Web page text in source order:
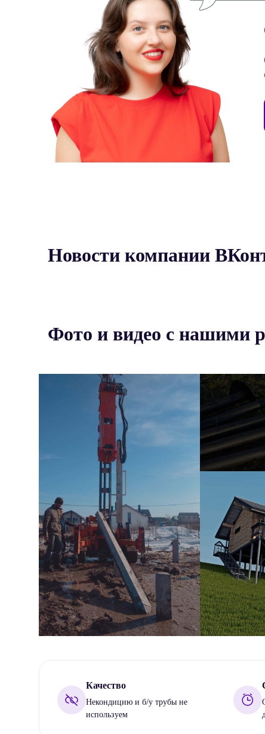
Новости компании
Фото и видео с нашими
Качество
Некондицию и б/у трубы не
используем